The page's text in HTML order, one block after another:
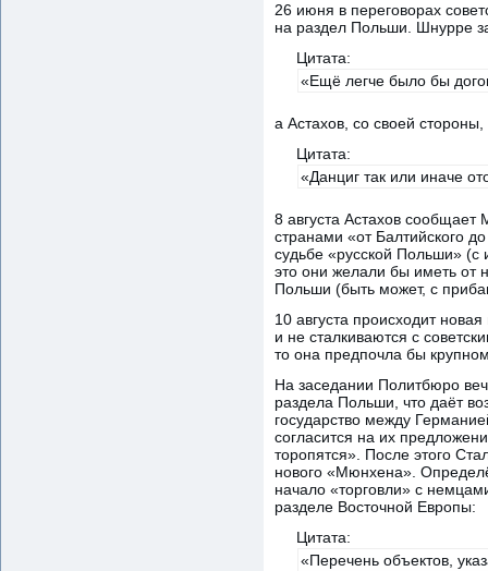
26 июня в переговорах
на раздел Польши. Шнурре
Цитата:
«Ещё легче было бы
а Астахов, со своей стороны,
Цитата:
«Данциг так или иначе
8 августа Астахов
странами «от Балтийского
судьбе «русской Польши» (с
это они желали бы иметь от
Польши (быть может, с
10 августа происходит
и не сталкиваются с
то она предпочла бы
На заседании Политбюро
раздела Польши, что даёт
государство между
согласится на их
торопятся». После этого
нового «Мюнхена».
начало «торговли» с
разделе Восточной Европы:
Цитата:
«Перечень объектов,